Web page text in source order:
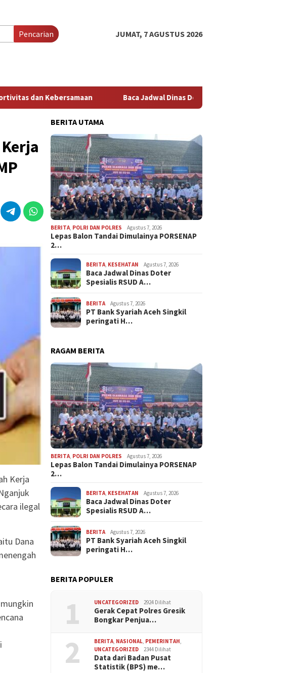
Pencarian JUMAT, 7 AGUSTUS 2026
Baca Jadwal Dinas Doter Spesialis RSUD Aceh Singkil Agar Bisa
Kerja
ilegal
Dana
BERITA UTAMA
BERITA POLRI DAN POLRES Agustus 7, 2026
Lepas Balon Tandai Dimulainya PORSENAP
2…
BERITA KESEHATAN Agustus 7, 2026
Baca Jadwal Dinas Doter
Spesialis RSUD A…
BERITA Agustus 7, 2026
PT Bank Syariah Aceh Singkil
peringati H…
RAGAM BERITA
BERITA POLRI DAN POLRES Agustus 7, 2026
Lepas Balon Tandai Dimulainya PORSENAP
2…
BERITA KESEHATAN Agustus 7, 2026
Baca Jadwal Dinas Doter
Spesialis RSUD A…
BERITA Agustus 7, 2026
PT Bank Syariah Aceh Singkil
peringati H…
BERITA POPULER
1 UNCATEGORIZED 2924 Dilihat
Gerak Cepat Polres Gresik
Bongkar Penjua…
2 BERITA NASIONAL PEMERINTAH
UNCATEGORIZED
2344 Dilihat
Data dari Badan Pusat
Statistik (BPS) me…